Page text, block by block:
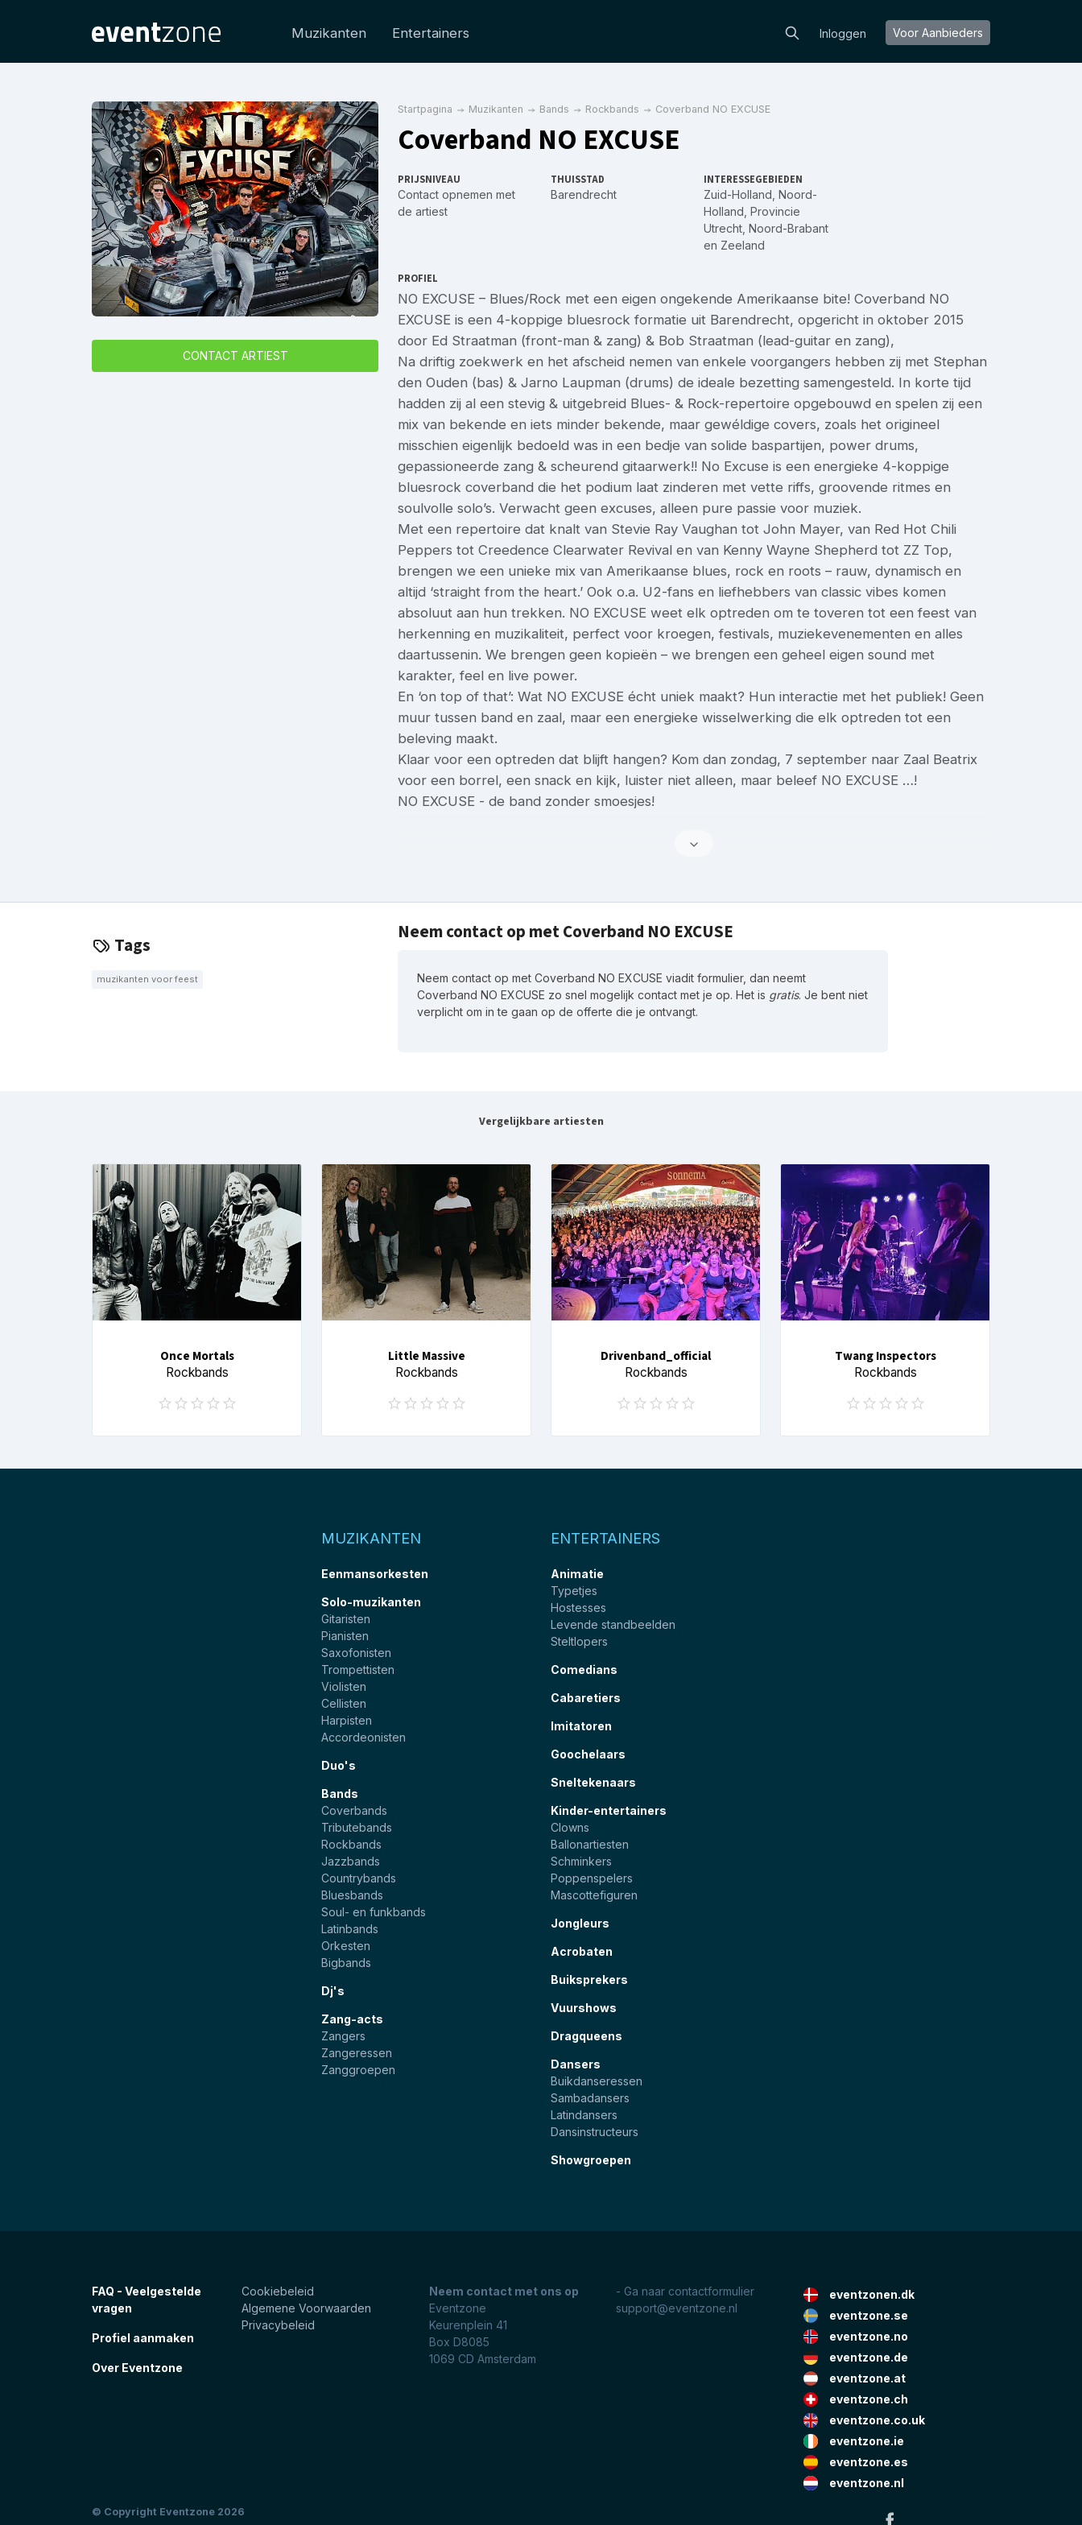
Muzikanten Entertainers Inloggen Voor Aanbieders
CONTACT ARTIEST
Startpagina Muzikanten Bands Rockbands Coverband NO EXCUSE
Coverband NO EXCUSE
PRIJSNIVEAU
Contact opnemen met
de artiest
THUISSTAD
Barendrecht
INTERESSEGEBIEDEN
Zuid-Holland Noord-
Holland Provincie
Utrecht Noord-Brabant
en Zeeland
PROFIEL
NO EXCUSE – Blues/Rock met een eigen ongekende Amerikaanse bite! Coverband NO
EXCUSE is een 4-koppige bluesrock formatie uit Barendrecht, opgericht in oktober 2015
door Ed Straatman (front-man & zang) & Bob Straatman (lead-guitar en zang),
Na driftig zoekwerk en het afscheid nemen van enkele voorgangers hebben zij met Stephan
den Ouden (bas) & Jarno Laupman (drums) de ideale bezetting samengesteld. In korte tijd
hadden zij al een stevig & uitgebreid Blues- & Rock-repertoire opgebouwd en spelen zij een
mix van bekende en iets minder bekende, maar gewéldige covers, zoals het origineel
misschien eigenlijk bedoeld was in een bedje van solide baspartijen, power drums,
gepassioneerde zang & scheurend gitaarwerk!! No Excuse is een energieke 4-koppige
bluesrock coverband die het podium laat zinderen met vette riffs, groovende ritmes en
soulvolle solo’s. Verwacht geen excuses, alleen pure passie voor muziek.
Met een repertoire dat knalt van Stevie Ray Vaughan tot John Mayer, van Red Hot Chili
Peppers tot Creedence Clearwater Revival en van Kenny Wayne Shepherd tot ZZ Top,
brengen we een unieke mix van Amerikaanse blues, rock en roots – rauw, dynamisch en
altijd ‘straight from the heart.’ Ook o.a. U2-fans en liefhebbers van classic vibes komen
absoluut aan hun trekken. NO EXCUSE weet elk optreden om te toveren tot een feest van
herkenning en muzikaliteit, perfect voor kroegen, festivals, muziekevenementen en alles
daartussenin. We brengen geen kopieën – we brengen een geheel eigen sound met
karakter, feel en live power.
En ‘on top of that’: Wat NO EXCUSE écht uniek maakt? Hun interactie met het publiek! Geen
muur tussen band en zaal, maar een energieke wisselwerking die elk optreden tot een
beleving maakt.
Klaar voor een optreden dat blijft hangen? Kom dan zondag, 7 september naar Zaal Beatrix
voor een borrel, een snack en kijk, luister niet alleen, maar beleef NO EXCUSE …!
NO EXCUSE - de band zonder smoesjes!
Tags
muzikanten voor feest
Neem contact op met Coverband NO EXCUSE
Neem contact op met Coverband NO EXCUSE viadit formulier, dan neemt
Coverband NO EXCUSE zo snel mogelijk contact met je op. Het is gratis. Je bent niet
verplicht om in te gaan op de offerte die je ontvangt.
Vergelijkbare artiesten
Once Mortals
Rockbands
Little Massive
Rockbands
Drivenband_official
Rockbands
Twang Inspectors
Rockbands
MUZIKANTEN
Eenmansorkesten
Solo-muzikanten
Gitaristen
Pianisten
Saxofonisten
Trompettisten
Violisten
Cellisten
Harpisten
Accordeonisten
Duo's
Bands
Coverbands
Tributebands
Rockbands
Jazzbands
Countrybands
Bluesbands
Soul- en funkbands
Latinbands
Orkesten
Bigbands
Dj's
Zang-acts
Zangers
Zangeressen
Zanggroepen
ENTERTAINERS
Animatie
Typetjes
Hostesses
Levende standbeelden
Steltlopers
Comedians
Cabaretiers
Imitatoren
Goochelaars
Sneltekenaars
Kinder-entertainers
Clowns
Ballonartiesten
Schminkers
Poppenspelers
Mascottefiguren
Jongleurs
Acrobaten
Buiksprekers
Vuurshows
Dragqueens
Dansers
Buikdanseressen
Sambadansers
Latindansers
Dansinstructeurs
Showgroepen
FAQ - Veelgestelde
vragen
Profiel aanmaken
Over Eventzone
Cookiebeleid
Algemene Voorwaarden
Privacybeleid
Neem contact met ons op
Eventzone
Keurenplein 41
Box D8085
1069 CD Amsterdam
- Ga naar contactformulier
support@eventzone.nl
eventzonen.dk
eventzone.se
eventzone.no
eventzone.de
eventzone.at
eventzone.ch
eventzone.co.uk
eventzone.ie
eventzone.es
eventzone.nl
© Copyright Eventzone 2026